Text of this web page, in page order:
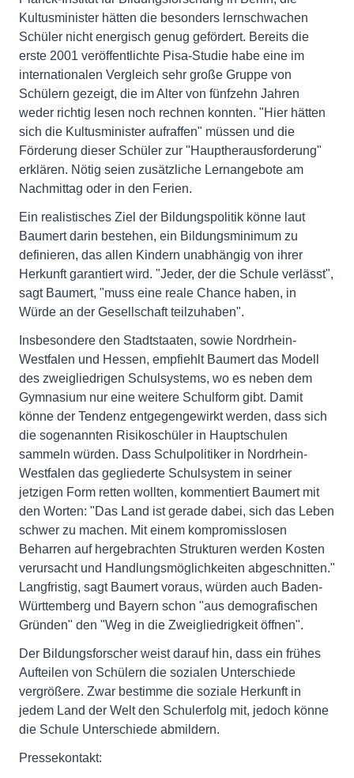
Kultusminister hätten die besonders lernschwachen
Schüler nicht energisch genug gefördert. Bereits die
erste 2001 veröffentlichte Pisa-Studie habe eine im
internationalen Vergleich sehr große Gruppe von
Schülern gezeigt, die im Alter von fünfzehn Jahren
weder richtig lesen noch rechnen konnten. "Hier hätten
sich die Kultusminister aufraffen" müssen und die
Förderung dieser Schüler zur "Hauptherausforderung"
erklären. Nötig seien zusätzliche Lernangebote am
Nachmittag oder in den Ferien.
Ein realistisches Ziel der Bildungspolitik könne laut
Baumert darin bestehen, ein Bildungsminimum zu
definieren, das allen Kindern unabhängig von ihrer
Herkunft garantiert wird. "Jeder, der die Schule verlässt",
sagt Baumert, "muss eine reale Chance haben, in
Würde an der Gesellschaft teilzuhaben".
Insbesondere den Stadtstaaten, sowie Nordrhein-
Westfalen und Hessen, empfiehlt Baumert das Modell
des zweigliedrigen Schulsystems, wo es neben dem
Gymnasium nur eine weitere Schulform gibt. Damit
könne der Tendenz entgegengewirkt werden, dass sich
die sogenannten Risikoschüler in Hauptschulen
sammeln würden. Dass Schulpolitiker in Nordrhein-
Westfalen das gegliederte Schulsystem in seiner
jetzigen Form retten wollten, kommentiert Baumert mit
den Worten: "Das Land ist gerade dabei, sich das Leben
schwer zu machen. Mit einem kompromisslosen
Beharren auf hergebrachten Strukturen werden Kosten
verursacht und Handlungsmöglichkeiten abgeschnitten."
Langfristig, sagt Baumert voraus, würden auch Baden-
Württemberg und Bayern schon "aus demografischen
Gründen" den "Weg in die Zweigliedrigkeit öffnen".
Der Bildungsforscher weist darauf hin, dass ein frühes
Aufteilen von Schülern die sozialen Unterschiede
vergrößere. Zwar bestimme die soziale Herkunft in
jedem Land der Welt den Schulerfolg mit, jedoch könne
die Schule Unterschiede abmildern.
Pressekontakt: